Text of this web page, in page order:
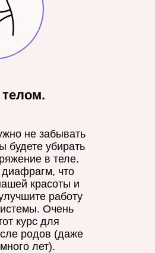
телом.
не забывать
будете убирать
в теле.
что
красоты и
работу
Очень
курс для
родов (даже
лет).